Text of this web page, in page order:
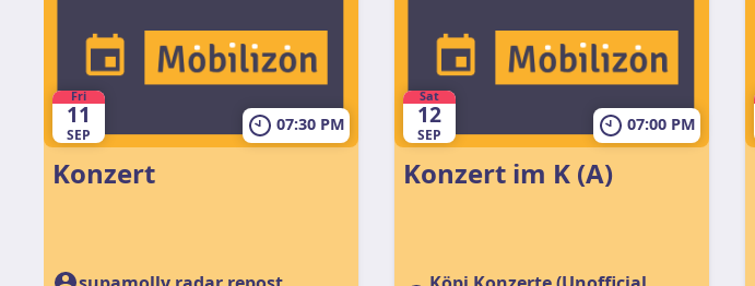
Fri
11
SEP
07:30 PM
Konzert
Sat
12
SEP
07:00 PM
Konzert im K (A)